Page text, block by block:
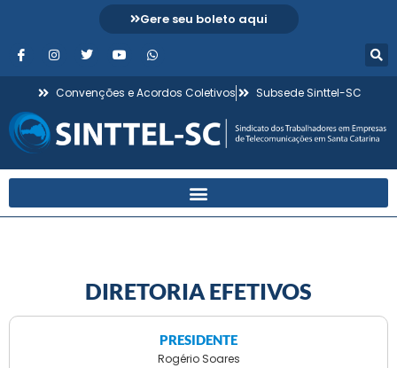
Gere seu boleto aqui
Convenções e Acordos Coletivos Subsede Sinttel-SC
DIRETORIA EFETIVOS
PRESIDENTE
Rogério Soares